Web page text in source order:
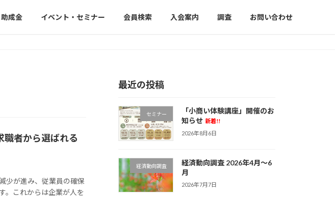
成金 イベント・セミナー 会員検索 入会案内 調査 お問い合わせ
職者から選ばれる
少が進み、従業員の確保
。これからは企業が人を
最近の投稿
セミナー
「小商い体験講座」開催のお
知らせ 新着!!
2026年8月6日
経済動向調査
経済動向調査 2026年4月～6
月
2026年7月7日